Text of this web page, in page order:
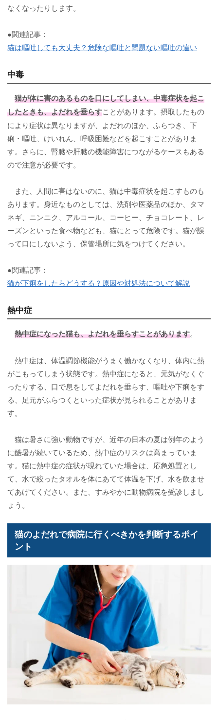
なくなったりします。
●関連記事：
猫は嘔吐しても大丈夫？危険な嘔吐と問題ない嘔吐の違い
中毒
猫が体に害のあるものを口にしてしまい、中毒症状を起こ
したときも、よだれを垂らすことがあります。摂取したもの
により症状は異なりますが、よだれのほか、ふらつき、下
痢・嘔吐、けいれん、呼吸困難などを起こすことがありま
す。さらに、腎臓や肝臓の機能障害につながるケースもある
ので注意が必要です。
また、人間に害はないのに、猫は中毒症状を起こすものも
あります。身近なものとしては、洗剤や医薬品のほか、タマ
ネギ、ニンニク、アルコール、コーヒー、チョコレート、レ
ーズンといった食べ物なども、猫にとって危険です。猫が誤
って口にしないよう、保管場所に気をつけてください。
●関連記事：
猫が下痢をしたらどうする？原因や対処法について解説
熱中症
熱中症になった猫も、よだれを垂らすことがあります。
熱中症は、体温調節機能がうまく働かなくなり、体内に熱
がこもってしまう状態です。熱中症になると、元気がなくぐ
ったりする、口で息をしてよだれを垂らす、嘔吐や下痢をす
る、足元がふらつくといった症状が見られることがありま
す。
猫は暑さに強い動物ですが、近年の日本の夏は例年のよう
に酷暑が続いているため、熱中症のリスクは高まっていま
す。猫に熱中症の症状が現れていた場合は、応急処置とし
て、水で絞ったタオルを体にあてて体温を下げ、水を飲ませ
てあげてください。また、すみやかに動物病院を受診しまし
ょう。
猫のよだれで病院に行くべきかを判断するポイ
ント